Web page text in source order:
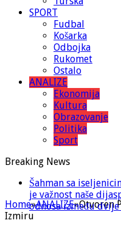
SPORT
Fudbal
Košarka
Odbojka
Rukomet
Ostalo
ANALIZE
Ekonomija
Kultura
Obrazovanje
Politika
Sport
Breaking News
Šahman sa
je važnost naše
odnosa između
Home»ANALIZE»Otvoren
Izmiru